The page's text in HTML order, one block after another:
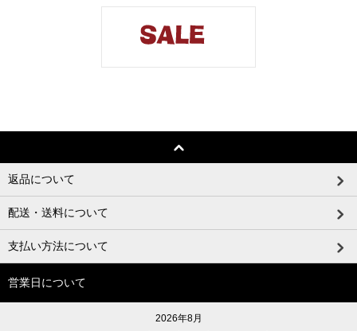
返品について
配送・送料について
支払い方法について
営業日について
2026年8月